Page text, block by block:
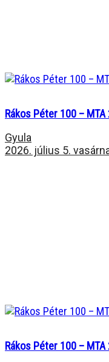
Rákos Péter 100 –
Gyula
2026. július 5.
Rákos Péter 100 –